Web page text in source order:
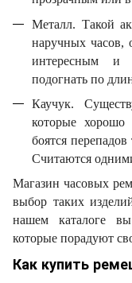
Металл. Такой
наручных часов,
интересным и
подогнать по
Каучук.
которые хорошо
боятся
Считаются
Магазин часовых
выбор таких
нашем каталоге вы
которые порадуют
Как купить